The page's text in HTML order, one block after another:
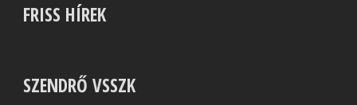
FRISS HÍREK
SZENDRŐ VSSZK